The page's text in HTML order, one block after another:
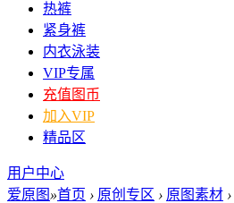
热裤
紧身裤
内衣泳装
VIP专属
充值图币
加入VIP
精品区
用户中心
爱原图 »首页 › 原创专区 › 原图素材 ›